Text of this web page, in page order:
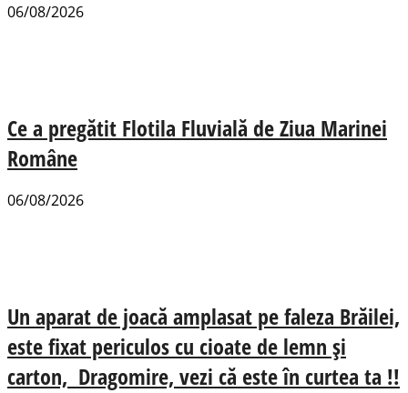
06/08/2026
Ce a pregătit Flotila Fluvială de Ziua Marinei
Române
06/08/2026
Un aparat de joacă amplasat pe faleza Brăilei,
este fixat periculos cu cioate de lemn și
carton, Dragomire, vezi că este în curtea ta !!